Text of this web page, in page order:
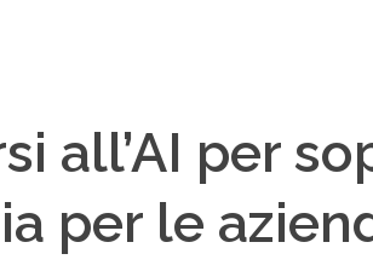
all’AI per
per le